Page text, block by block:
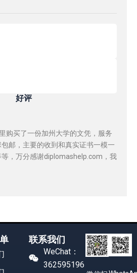
好评
购买了一份加州大学的文凭，服务
邮，主要的收到和真实证书一模一
，万分感谢diplomashelp.com，我
联系我们
WeChat：
362595196